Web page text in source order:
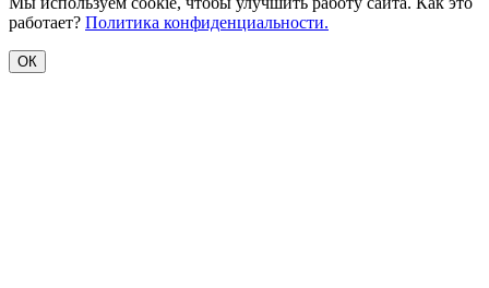
работает? Политика конфиденциальности.
ОК